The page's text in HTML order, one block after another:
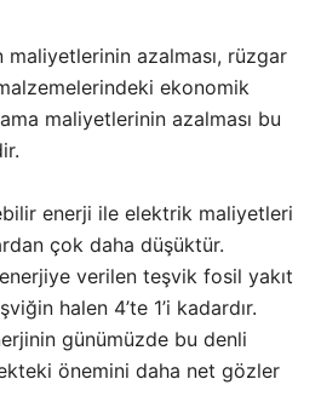
azalması, rüzgar
ekonomik
maliyetlerinin azalması bu
enerji ile elektrik maliyetleri
çok daha düşüktür.
verilen teşvik fosil yakıt
halen 4’te 1’i kadardır.
günümüzde bu denli
önemini daha net gözler